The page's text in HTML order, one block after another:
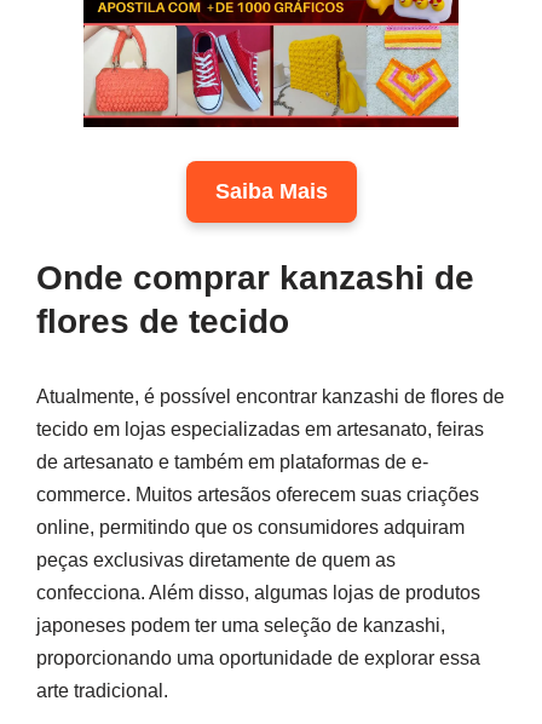
Saiba Mais
Onde comprar kanzashi de
flores de tecido
Atualmente, é possível encontrar kanzashi de flores de
tecido em lojas especializadas em artesanato, feiras
de artesanato e também em plataformas de e-
commerce. Muitos artesãos oferecem suas criações
online, permitindo que os consumidores adquiram
peças exclusivas diretamente de quem as
confecciona. Além disso, algumas lojas de produtos
japoneses podem ter uma seleção de kanzashi,
proporcionando uma oportunidade de explorar essa
arte tradicional.